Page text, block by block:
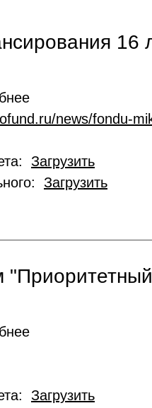
16
news/fondu-
Загрузить
Загрузить
Загрузить